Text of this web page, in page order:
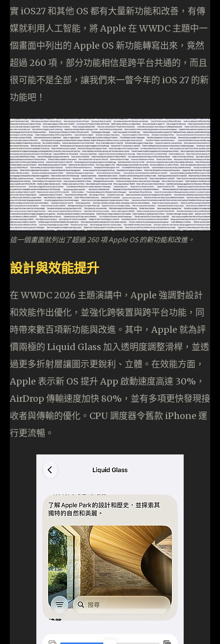
實 iOS27 和其他 OS 都有大量新功能和改善，有傳
媒就利用人工智能，將 Apple 在 WWDC 主題中一
個畫面中列出的 Apple OS 新功能轉寫出來，竟然
超過 260 項，部分功能相信是跨平台共通的，而且
很可能不是全部，讓我們來一瞥今年的 iOS 27 的新
功能吧！
這一個畫面就列出了超過 260 項 Apple OS 的新功能和改進。
設計與效能提升
在 WWDC 2026 主題演講中，Apple 強調對設計
和效能作出優化，並強化跨裝置與跨平台功能，同
時帶來數百項新功能與改進。其中，Apple 就為評
價兩極的 Liquid Glass 加入透明度調整滑桿，並透
過更多折射層讓圖示更銳利、立體。在效能方面，
Apple 表示新 OS 提升 App 啟動速度高達 30%，
AirDrop 傳輸速度加快 80%，並有多項更快發現接
收者與傳輸的優化。CPU 調度器令舊款 iPhone 運
行更流暢。